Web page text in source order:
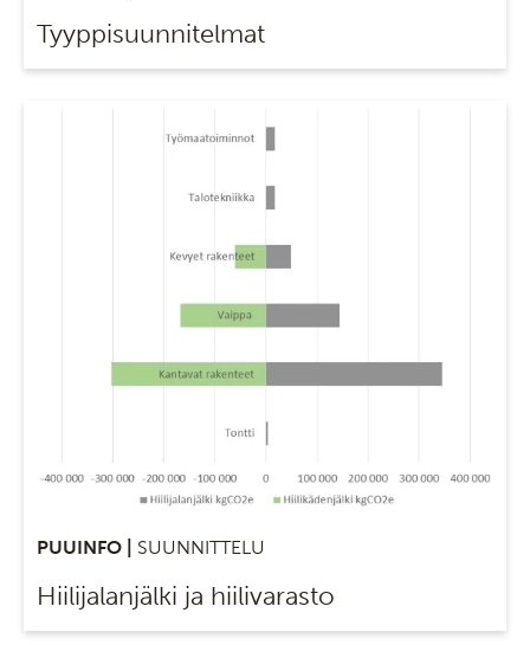
Tyyppisuunnitelmat
PUUINFO | SUUNNITTELU
Hiilijalanjälki ja hiilivarasto